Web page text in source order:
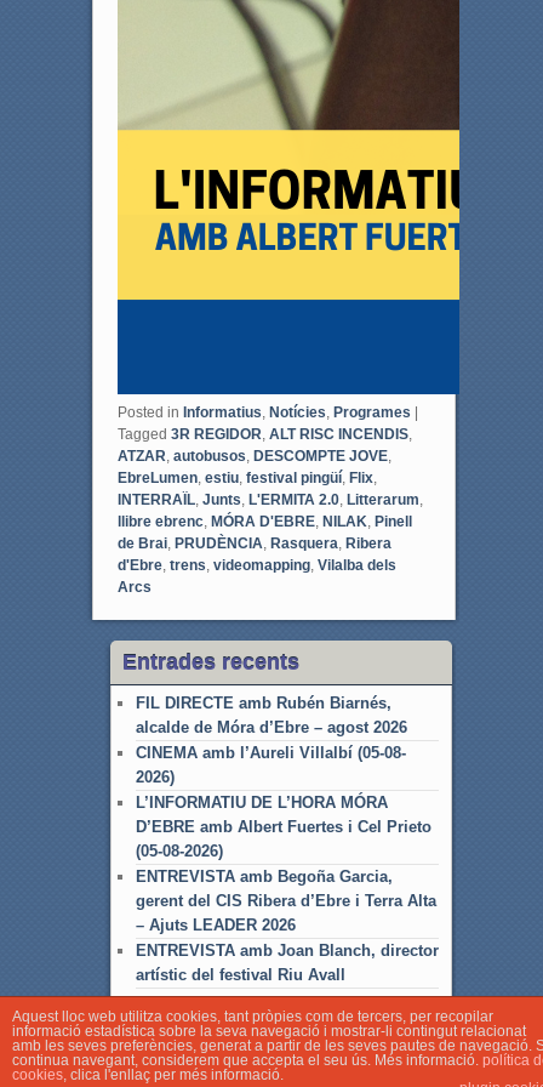
Posted in Informatius, Notícies, Programes
Tagged 3R REGIDOR, ALT RISC INCENDIS,
ATZAR, autobusos, DESCOMPTE JOVE,
EbreLumen, estiu, festival pingüí, Flix,
INTERRAÏL, Junts, L'ERMITA 2.0, Litterarum,
llibre ebrenc, MÓRA D'EBRE, NILAK, Pinell
de Brai, PRUDÈNCIA, Rasquera, Ribera
d'Ebre, trens, videomapping, Vilalba dels
Arcs
Entrades recents
FIL DIRECTE amb Rubén Biarnés,
alcalde de Móra d’Ebre – agost 2026
CINEMA amb l’Aureli Villalbí (05-08-
2026)
L’INFORMATIU DE L’HORA MÓRA
D’EBRE amb Albert Fuertes i Cel Prieto
(05-08-2026)
ENTREVISTA amb Begoña Garcia,
gerent del CIS Ribera d’Ebre i Terra Alta
– Ajuts LEADER 2026
ENTREVISTA amb Joan Blanch, director
artístic del festival Riu Avall
Aquest lloc web utilitza cookies, tant pròpies com de tercers, per recopilar
informació estadística sobre la seva navegació i mostrar-li contingut relacionat
amb les seves preferències, generat a partir de les seves pautes de navegació.
continua navegant, considerem que accepta el seu ús. Més informació. política
cookies, clica l'enllaç per més informació.